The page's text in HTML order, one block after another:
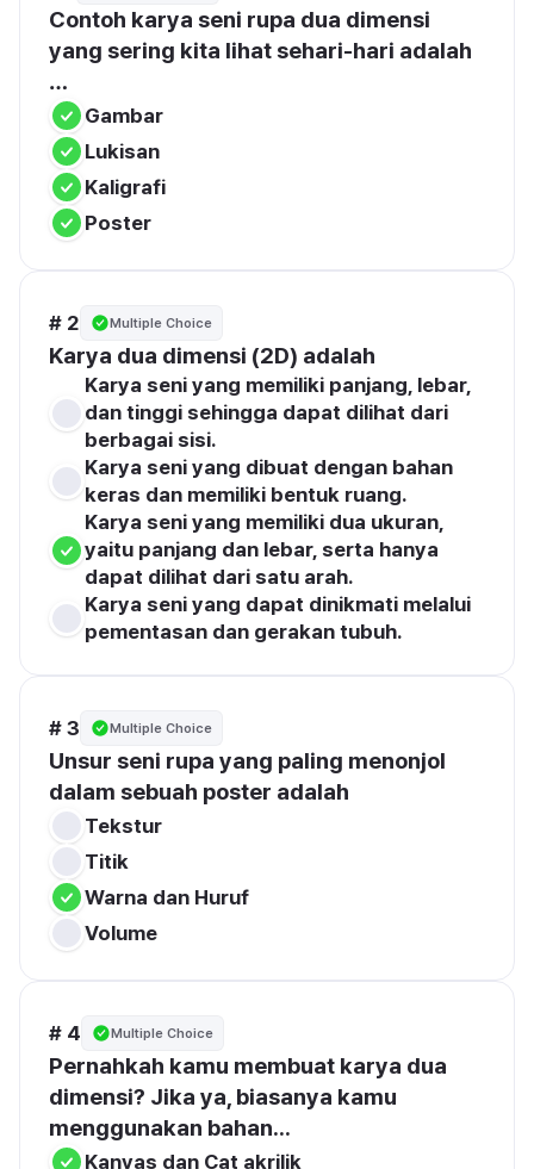
Contoh karya seni rupa dua dimensi
yang sering kita lihat sehari-hari adalah
…
Gambar
Lukisan
Kaligrafi
Poster
# 2 Multiple Choice
Karya dua dimensi (2D) adalah
Karya seni yang memiliki panjang, lebar,
dan tinggi sehingga dapat dilihat dari
berbagai sisi.
Karya seni yang dibuat dengan bahan
keras dan memiliki bentuk ruang.
Karya seni yang memiliki dua ukuran,
yaitu panjang dan lebar, serta hanya
dapat dilihat dari satu arah.
Karya seni yang dapat dinikmati melalui
pementasan dan gerakan tubuh.
# 3 Multiple Choice
Unsur seni rupa yang paling menonjol
dalam sebuah poster adalah
Tekstur
Titik
Warna dan Huruf
Volume
# 4 Multiple Choice
Pernahkah kamu membuat karya dua
dimensi? Jika ya, biasanya kamu
menggunakan bahan...
Kanvas dan Cat akrilik